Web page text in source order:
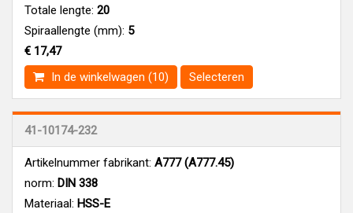
Totale lengte: 20
Spiraallengte (mm): 5
€ 17,47
In de winkelwagen (10)
Selecteren
41-10174-232
Artikelnummer fabrikant: A777 (A777.45)
norm: DIN 338
Materiaal: HSS-E